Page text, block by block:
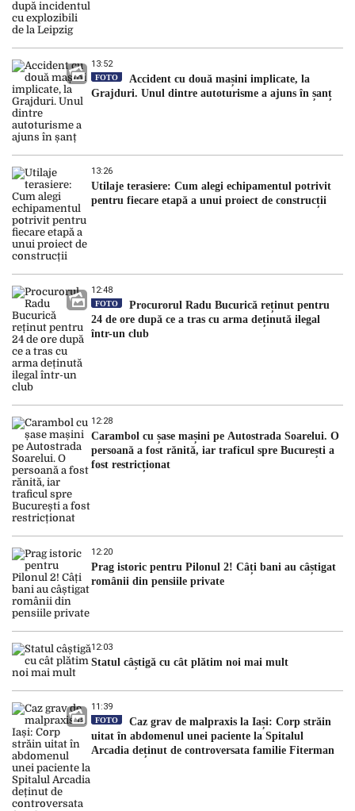
13:52
FOTO
Accident cu două mașini implicate, la
Grajduri. Unul dintre autoturisme a ajuns în șanț
13:26
Utilaje terasiere: Cum alegi echipamentul potrivit
pentru fiecare etapă a unui proiect de construcții
12:48
FOTO
Procurorul Radu Bucurică reținut pentru
24 de ore după ce a tras cu arma deținută ilegal
într-un club
12:28
Carambol cu șase mașini pe Autostrada Soarelui. O
persoană a fost rănită, iar traficul spre București a
fost restricționat
12:20
Prag istoric pentru Pilonul 2! Câți bani au câștigat
românii din pensiile private
12:03
Statul câștigă cu cât plătim noi mai mult
11:39
FOTO
Caz grav de malpraxis la Iași: Corp străin
uitat în abdomenul unei paciente la Spitalul
Arcadia deținut de controversata familie Fiterman